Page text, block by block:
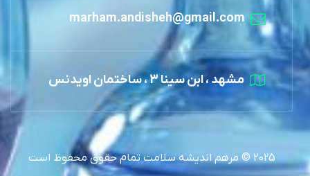
marham.andisheh@gmail.com
مشهد ، ابن سینا 3 ، ساختمان اویدنس
2025 © مرهم اندیشه سلامت تمام حقوق محفوظ است